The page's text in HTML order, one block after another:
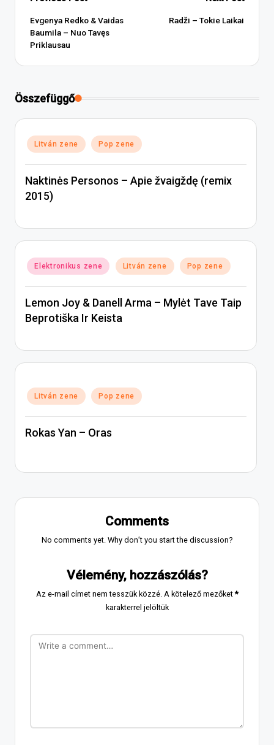
navigation
Evgenya Redko & Vaidas
Baumila – Nuo Tavęs
Priklausau
Radži – Tokie Laikai
Összefüggő
Posted
in
Litván zene Pop zene
Naktinės Personos – Apie žvaigždę (remix
2015)
Posted
in
Elektronikus zene Litván zene Pop zene
Lemon Joy & Danell Arma – Mylėt Tave Taip
Beprotiška Ir Keista
Posted
in
Litván zene Pop zene
Rokas Yan – Oras
Comments
No comments yet. Why don’t you start the discussion?
Vélemény, hozzászólás?
Az e-mail címet nem tesszük közzé. A kötelező mezőket*
karakterrel jelöltük